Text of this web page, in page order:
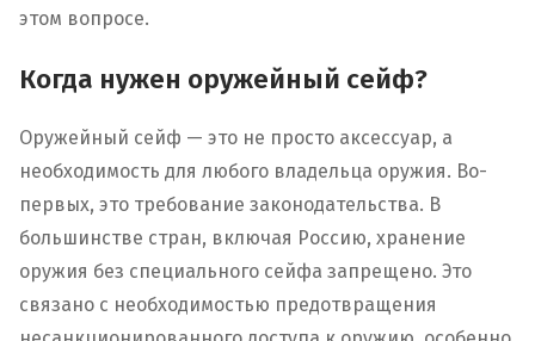
этом вопросе.
Когда нужен оружейный сейф?
Оружейный сейф — это не просто аксессуар, а
необходимость для любого владельца оружия. Во-
первых, это требование законодательства. В
большинстве стран, включая Россию, хранение
оружия без специального сейфа запрещено. Это
связано с необходимостью предотвращения